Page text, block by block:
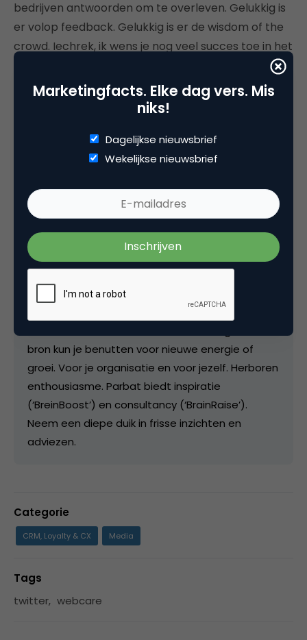
bedrijven antwoorden om te overleven. Gelukkig is
er volop feedback. Gelukkig is er de wisdom of the
crowd. Iechrek, ik wens je nog veel succes toe in het
Deel dit artikel
Dion van der Vaart
Auteur, spreker en adviseur bij
Dion is auteur, spreker en adviseur. Parbat is een
bron kun je benutten voor nieuwe energie of
groei. Voor je organisatie en voor jezelf. Herboren
enthousiasme. Parbat biedt inspiratie
(‘BreinBoost’) en consultancy (‘BrainRaise’).
Neem een diepe duik in frisse inzichten en
adviezen.
Categorie
CRM, Loyalty & CX Media
Tags
twitter, webcare
Marketingfacts. Elke dag vers. Mis
niks!
Dagelijkse nieuwsbrief
Wekelijkse nieuwsbrief